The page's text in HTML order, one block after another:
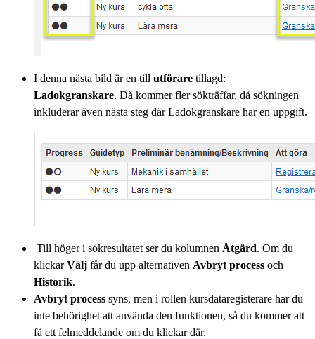
I denna nästa bild är en till utförare tillagd:
Ladokgranskare. Då kommer fler sökträffar, då sökningen
inkluderar även nästa steg där Ladokgranskare har en uppgift.
Till höger i sökresultatet ser du kolumnen Åtgärd. Om du
klickarVälj får du upp alternativen Avbryt process och
Historik.
Avbryt process syns, men i rollen kursdataregisterare har du
inte behörighet att använda den funktionen, så du kommer att
få ett felmeddelande om du klickar där.